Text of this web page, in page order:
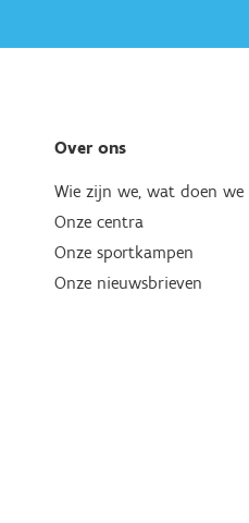
Over ons
Wie zijn we, wat doen we
Onze centra
Onze sportkampen
Onze nieuwsbrieven